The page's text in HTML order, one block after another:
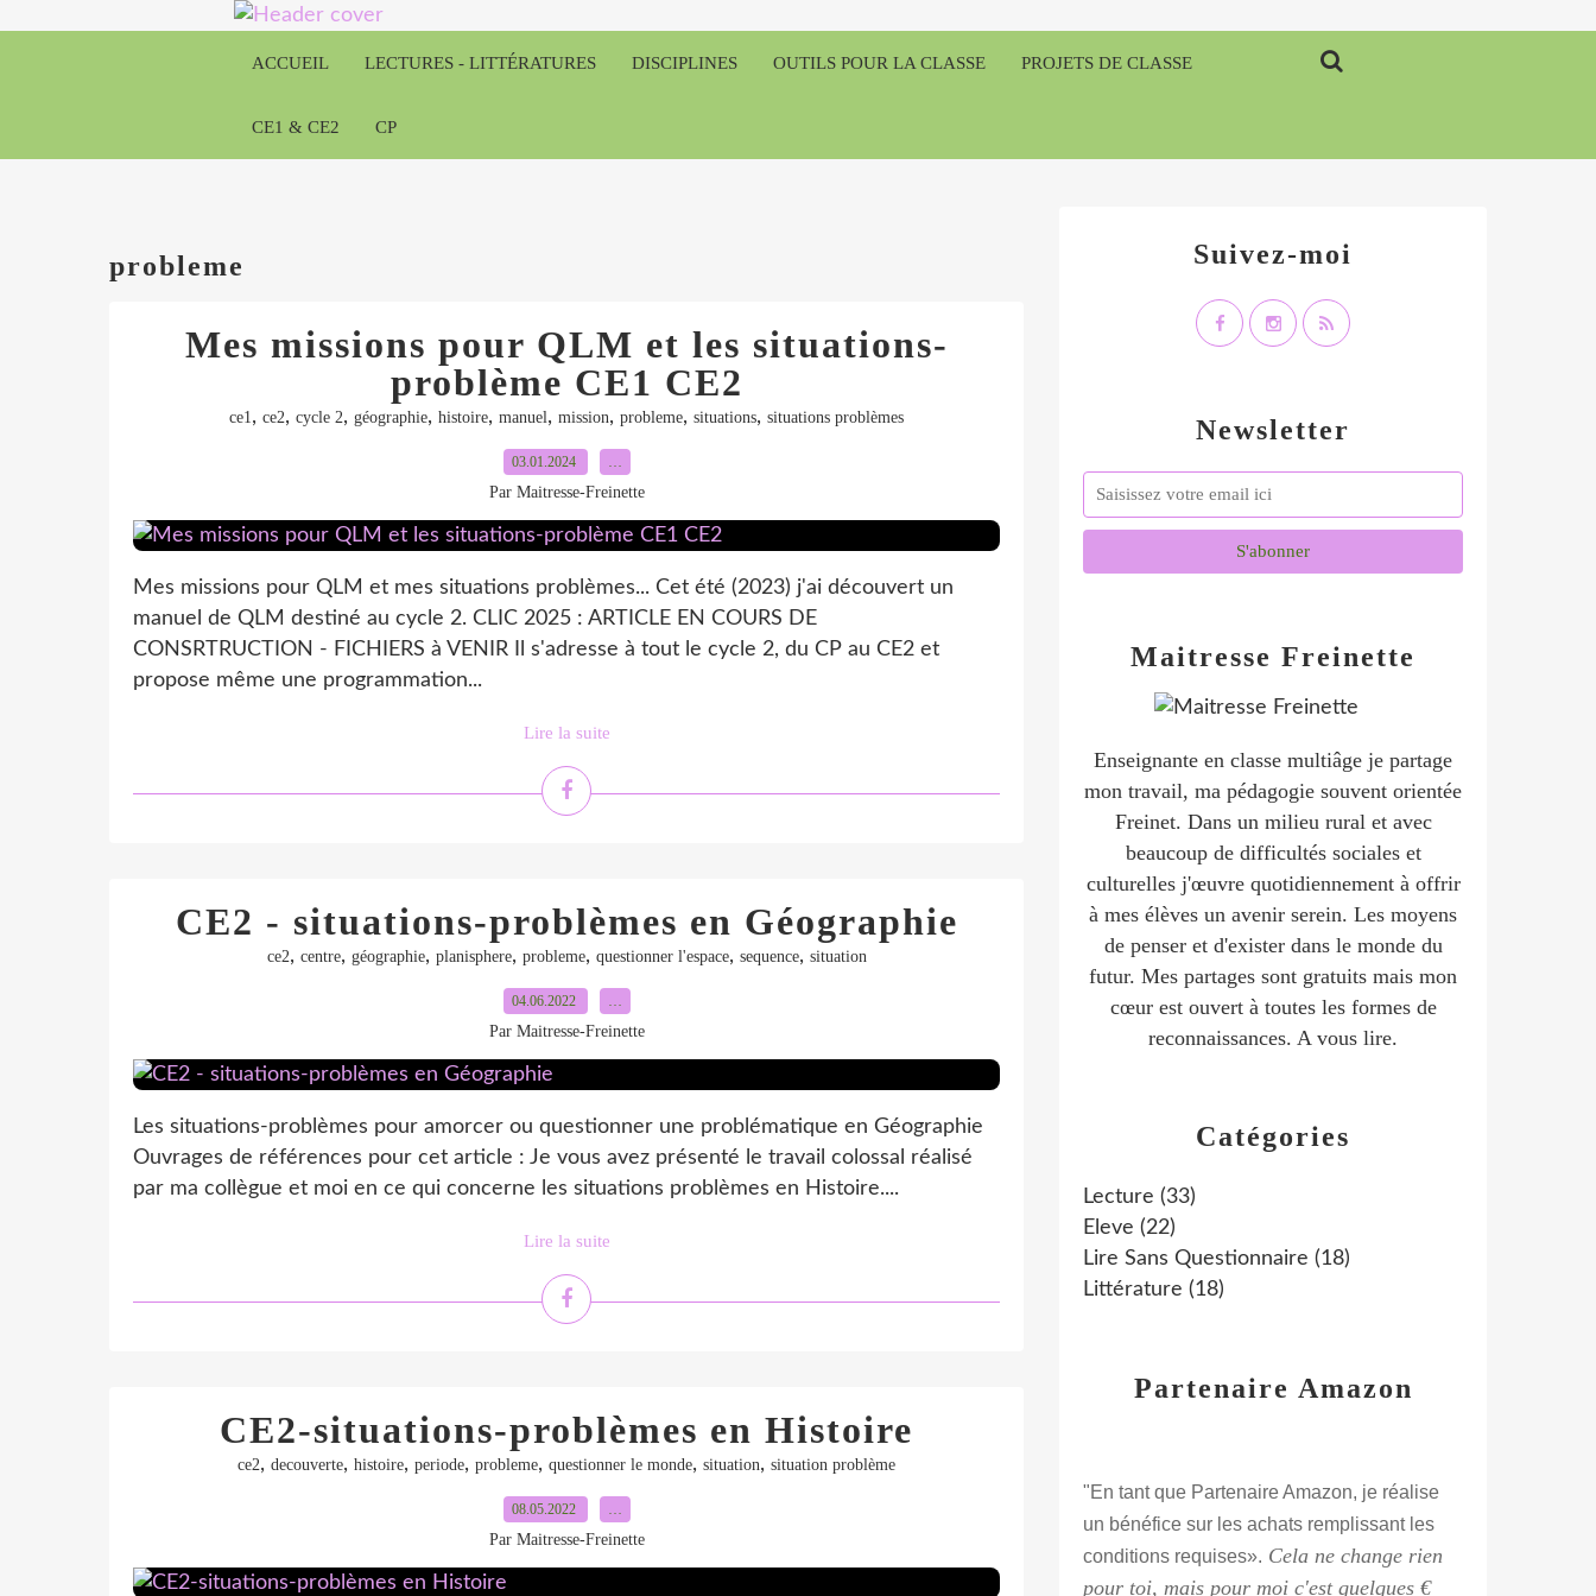
ACCUEIL LECTURES - LITTÉRATURES DISCIPLINES OUTILS POUR LA CLASSE PROJETS DE CLASSE
CE1 & CE2 CP
probleme
Mes missions pour QLM et les situations-
problème CE1 CE2
ce1, ce2, cycle 2, géographie, histoire, manuel, mission, probleme, situations, situations problèmes
03.01.2024 …
Par Maitresse-Freinette
Mes missions pour QLM et mes situations problèmes... Cet été (2023) j'ai découvert un
manuel de QLM destiné au cycle 2. CLIC 2025 : ARTICLE EN COURS DE
CONSRTRUCTION - FICHIERS à VENIR Il s'adresse à tout le cycle 2, du CP au CE2 et
propose même une programmation...
Lire la suite
CE2 - situations-problèmes en Géographie
ce2, centre, géographie, planisphere, probleme, questionner l'espace, sequence, situation
04.06.2022 …
Par Maitresse-Freinette
Les situations-problèmes pour amorcer ou questionner une problématique en Géographie
Ouvrages de références pour cet article : Je vous avez présenté le travail colossal réalisé
par ma collègue et moi en ce qui concerne les situations problèmes en Histoire....
Lire la suite
CE2-situations-problèmes en Histoire
ce2, decouverte, histoire, periode, probleme, questionner le monde, situation, situation problème
08.05.2022 …
Par Maitresse-Freinette
Newsletter
Catégories
Lecture (33)
Eleve (22)
Lire Sans Questionnaire (18)
Littérature (18)
Maitresse Freinette
Enseignante en classe multiâge je partage
mon travail, ma pédagogie souvent orientée
Freinet. Dans un milieu rural et avec
beaucoup de difficultés sociales et
culturelles j'œuvre quotidiennement à offrir
à mes élèves un avenir serein. Les moyens
de penser et d'exister dans le monde du
futur. Mes partages sont gratuits mais mon
cœur est ouvert à toutes les formes de
reconnaissances. A vous lire.
Suivez-moi
Partenaire Amazon
"En tant que Partenaire Amazon, je réalise
un bénéfice sur les achats remplissant les
conditions requises». Cela ne change rien
pour toi, mais pour moi c'est quelques €